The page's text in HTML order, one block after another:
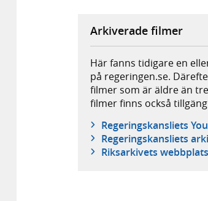
Arkiverade filmer
Här fanns tidigare en
på regeringen.se.
filmer som är äldre än
filmer finns också
Regeringskansliets
Regeringskansliets
Riksarkivets webbplats